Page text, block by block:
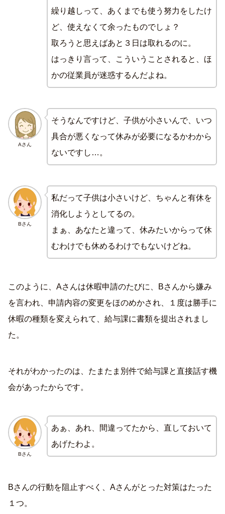
繰り越しって、あくまでも使う努力をしたけ
ど、使えなくて余ったものでしょ？
取ろうと思えばあと３日は取れるのに。
はっきり言って、こういうことされると、ほ
かの従業員が迷惑するんだよね。
Aさん
そうなんですけど、子供が小さいんで、いつ
具合が悪くなって休みが必要になるかわから
ないですし…。
Bさん
私だって子供は小さいけど、ちゃんと有休を
消化しようとしてるの。
まぁ、あなたと違って、休みたいからって休
むわけでも休めるわけでもないけどね。
このように、Aさんは休暇申請のたびに、Bさんから嫌み
を言われ、申請内容の変更をほのめかされ、１度は勝手に
休暇の種類を変えられて、給与課に書類を提出されまし
た。
それがわかったのは、たまたま別件で給与課と直接話す機
会があったからです。
Bさん
あぁ、あれ、間違ってたから、直しておいて
あげたわよ。
Bさんの行動を阻止すべく、Aさんがとった対策はたった
１つ。